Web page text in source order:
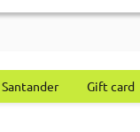
Gift card